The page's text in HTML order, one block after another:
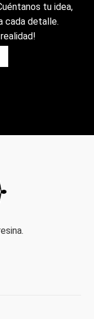
tu idea,
cada detalle.